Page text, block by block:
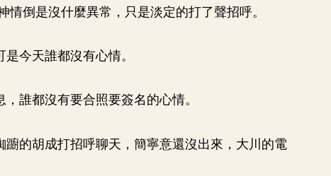
倒是沒什麼異常，只是淡定的打了聲招呼。
今天誰都沒有心情。
誰都沒有要合照要簽名的心情。
的胡成打招呼聊天，簡寧意還沒出來，大川的電